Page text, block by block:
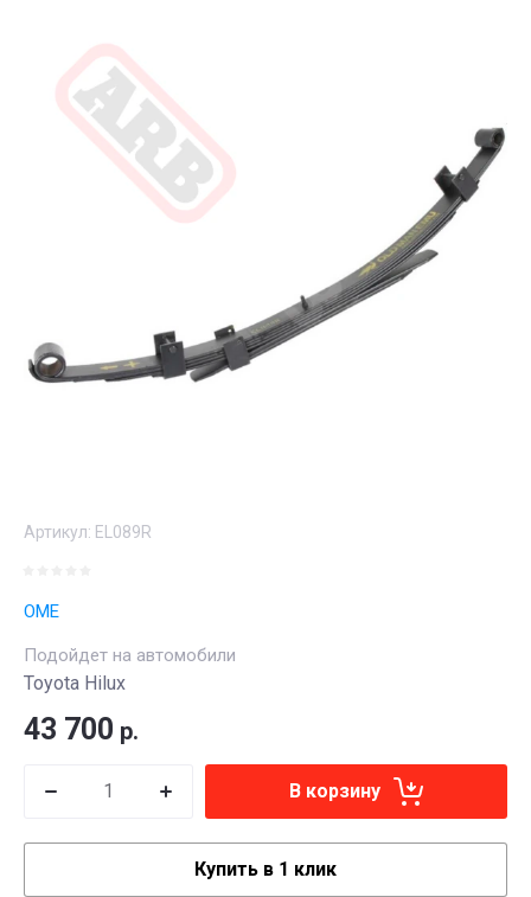
Артикул: EL089R
OME
Подойдет на автомобили
Toyota Hilux
43 700 р.
В корзину
Купить в 1 клик